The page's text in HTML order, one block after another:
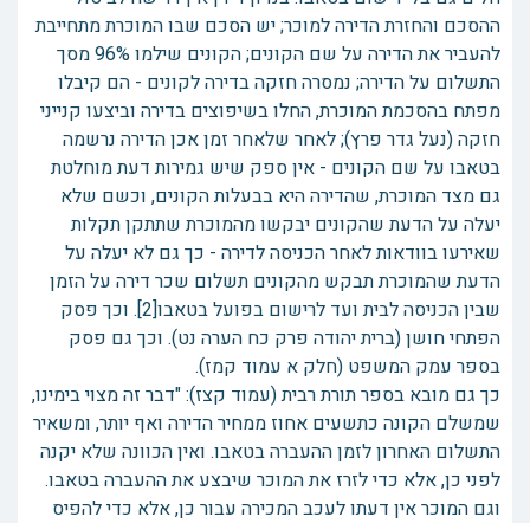
ההסכם והחזרת הדירה למוכר; יש הסכם שבו המוכרת מתחייבת
להעביר את הדירה על שם הקונים; הקונים שילמו 96% מסך
התשלום על הדירה; נמסרה חזקה בדירה לקונים - הם קיבלו
מפתח בהסכמת המוכרת, החלו בשיפוצים בדירה וביצעו קנייני
חזקה (נעל גדר פרץ); לאחר שלאחר זמן אכן הדירה נרשמה
בטאבו על שם הקונים - אין ספק שיש גמירות דעת מוחלטת
גם מצד המוכרת, שהדירה היא בבעלות הקונים, וכשם שלא
יעלה על הדעת שהקונים יבקשו מהמוכרת שתתקן תקלות
שאירעו בוודאות לאחר הכניסה לדירה - כך גם לא יעלה על
הדעת שהמוכרת תבקש מהקונים תשלום שכר דירה על הזמן
שבין הכניסה לבית ועד לרישום בפועל בטאבו[2]. וכך פסק
הפתחי חושן (ברית יהודה פרק כח הערה נט). וכך גם פסק
בספר עמק המשפט (חלק א עמוד קמז).
כך גם מובא בספר תורת רבית (עמוד קצז): "דבר זה מצוי בימינו,
שמשלם הקונה כתשעים אחוז ממחיר הדירה ואף יותר, ומשאיר
התשלום האחרון לזמן ההעברה בטאבו. ואין הכוונה שלא יקנה
לפני כן, אלא כדי לזרז את המוכר שיבצע את ההעברה בטאבו.
וגם המוכר אין דעתו לעכב המכירה עבור כן, אלא כדי להפיס